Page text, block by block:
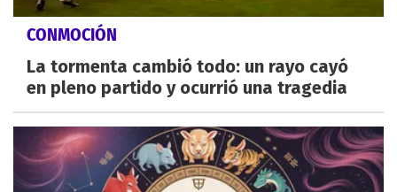
CONMOCIÓN
La tormenta cambió todo: un rayo cayó
en pleno partido y ocurrió una tragedia